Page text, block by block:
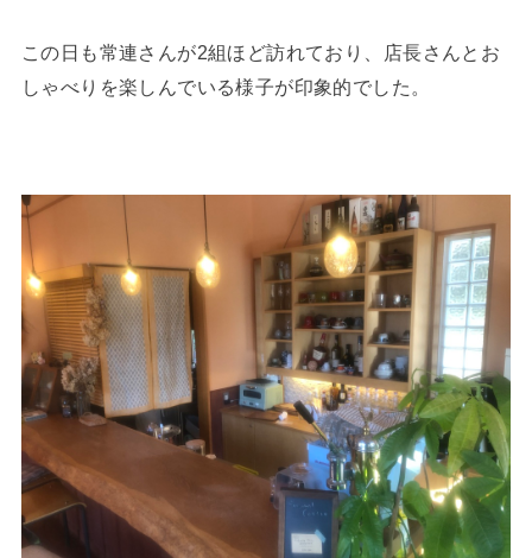
この日も常連さんが2組ほど訪れており、店長さんとお
しゃべりを楽しんでいる様子が印象的でした。